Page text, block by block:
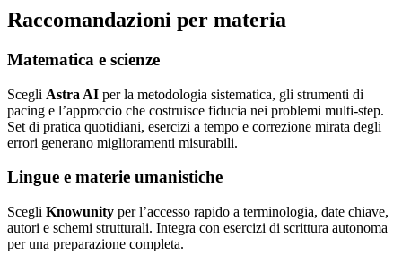
Raccomandazioni per materia
Matematica e scienze
Scegli Astra AI per la metodologia sistematica, gli strumenti di
pacing e l’approccio che costruisce fiducia nei problemi multi-step.
Set di pratica quotidiani, esercizi a tempo e correzione mirata degli
errori generano miglioramenti misurabili.
Lingue e materie umanistiche
Scegli Knowunity per l’accesso rapido a terminologia, date chiave,
autori e schemi strutturali. Integra con esercizi di scrittura autonoma
per una preparazione completa.